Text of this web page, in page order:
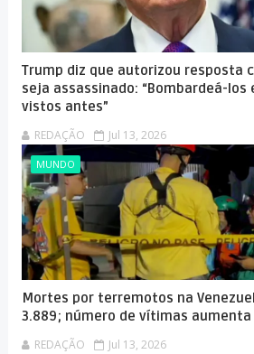
Trump diz que autorizou resposta
seja assassinado: “Bombardeá-los
vistos antes”
REDAÇÃO Jul 13, 2026
MUNDO
Mortes por terremotos na
3.889; número de vítimas aumenta
REDAÇÃO Jul 13, 2026